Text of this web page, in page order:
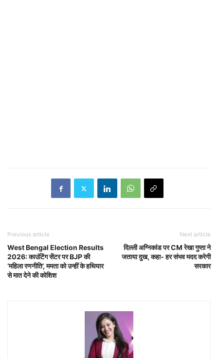
Previous article
West Bengal Election Results
2026: काउंटिंग सेंटर पर BJP की
‘महिला रणनीति’, ममता को उन्हीं के हथियार
से मात देने की कोशिश
Next article
दिल्ली अग्निकांड पर CM रेखा गुप्ता ने
जताया दुख, कहा- हर संभव मदद करेगी
सरकार